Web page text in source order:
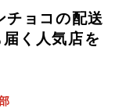
チョコの配送
く人気店を